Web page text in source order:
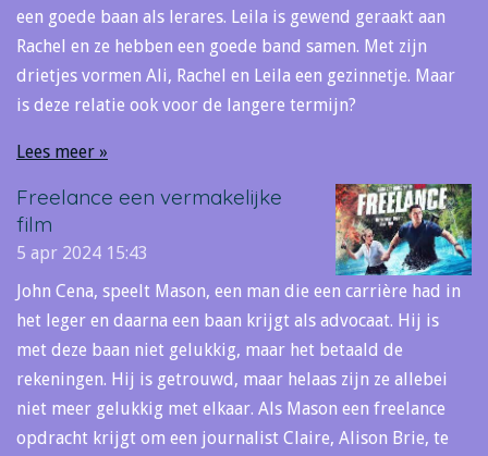
een goede baan als lerares. Leila is gewend geraakt aan
Rachel en ze hebben een goede band samen. Met zijn
drietjes vormen Ali, Rachel en Leila een gezinnetje. Maar
is deze relatie ook voor de langere termijn?
Lees meer »
Freelance een vermakelijke
film
5 apr 2024 15:43
John Cena, speelt Mason, een man die een carrière had in
het leger en daarna een baan krijgt als advocaat. Hij is
met deze baan niet gelukkig, maar het betaald de
rekeningen. Hij is getrouwd, maar helaas zijn ze allebei
niet meer gelukkig met elkaar. Als Mason een freelance
opdracht krijgt om een journalist Claire, Alison Brie, te